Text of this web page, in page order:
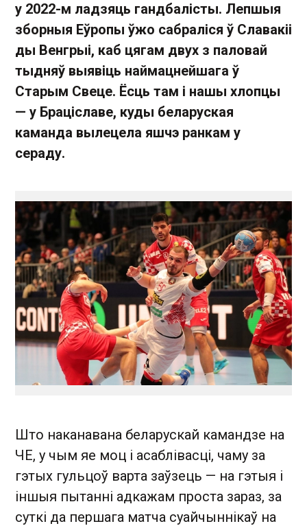
у 2022-м ладзяць гандбалісты. Лепшыя
зборныя Еўропы ўжо сабраліся ў Славакіі
ды Венгрыі, каб цягам двух з паловай
тыдняў выявіць наймацнейшага ў
Старым Свеце. Ёсць там і нашы хлопцы
— у Браціславе, куды беларуская
каманда вылецела яшчэ ранкам у
сераду.
Што наканавана беларускай камандзе на
ЧЕ, у чым яе моц і асаблівасці, чаму за
гэтых гульцоў варта заўзець — на гэтыя і
іншыя пытанні адкажам проста зараз, за
суткі да першага матча суайчыннікаў на